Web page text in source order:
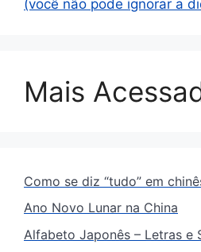
(você não pode ignorar a
Mais
Como se diz “tudo” em
Ano Novo Lunar na China
Alfabeto Japonês – Letras e